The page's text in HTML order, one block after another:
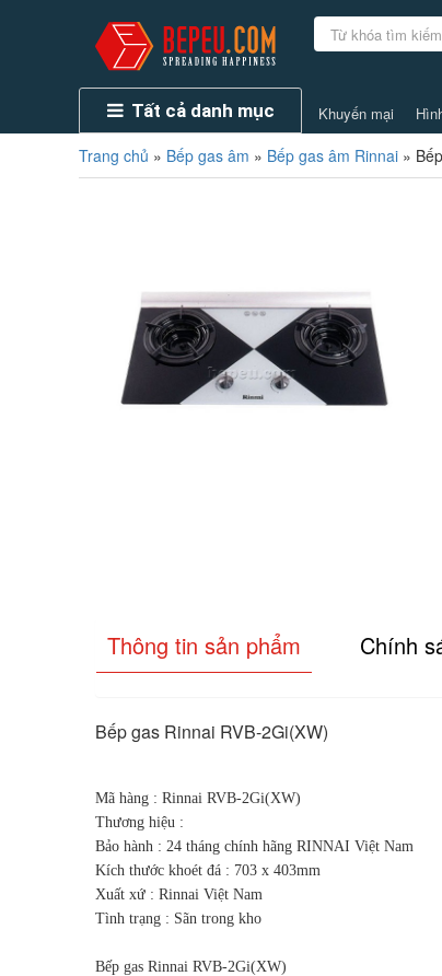
Tất cả danh mục Khuyến mại
Trang chủ » Bếp gas âm » Bếp gas âm Rinnai »
Thông tin sản phẩm Chính
Bếp gas Rinnai RVB-2Gi(XW)
Mã hàng : Rinnai RVB-2Gi(XW)
Thương hiệu :
Bảo hành : 24 tháng chính hãng RINNAI Việt Nam
Kích thước khoét đá : 703 x 403mm
Xuất xứ : Rinnai Việt Nam
Tình trạng : Sãn trong kho
Bếp gas Rinnai RVB-2Gi(XW)